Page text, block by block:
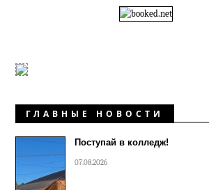
ГЛАВНЫЕ НОВОСТИ
Поступай в колледж!
07.08.2026